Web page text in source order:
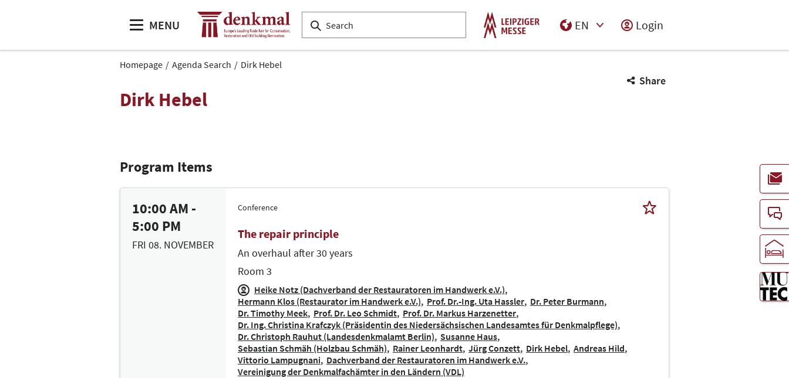
MENU
EN
Login
Homepage Agenda Search Dirk Hebel
Share
Dirk Hebel
Program Items
10:00 AM -
5:00 PM
FRI 08. NOVEMBER
Conference
The repair principle
An overhaul after 30 years
Room 3
Heike Notz (Dachverband der Restauratoren im Handwerk e.V.)
Hermann Klos (Restaurator im Handwerk e.V.) Prof. Dr.-Ing. Uta Hassler Dr. Peter Burmann
Dr. Timothy Meek Prof. Dr. Leo Schmidt Prof. Dr. Markus Harzenetter
Dr. Ing. Christina Krafczyk (Präsidentin des Niedersächsischen Landesamtes für Denkmalpflege)
Dr. Christoph Rauhut (Landesdenkmalamt Berlin) Susanne Haus
Sebastian Schmäh (Holzbau Schmäh) Rainer Leonhardt Jürg Conzett Dirk Hebel Andreas Hild
Vittorio Lampugnani Dachverband der Restauratoren im Handwerk e.V.
Vereinigung der Denkmalfachämter in den Ländern (VDL)